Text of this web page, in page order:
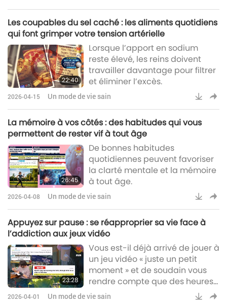
Les coupables du sel caché : les aliments quotidiens
qui font grimper votre tension artérielle
22:40
Lorsque l’apport en sodium
reste élevé, les reins doivent
travailler davantage pour filtrer
et éliminer l’excès.
2026-04-15 Un mode de vie sain
La mémoire à vos côtés : des habitudes qui vous
permettent de rester vif à tout âge
26:45
De bonnes habitudes
quotidiennes peuvent favoriser
la clarté mentale et la mémoire
à tout âge.
2026-04-08 Un mode de vie sain
Appuyez sur pause : se réapproprier sa vie face à
l’addiction aux jeux vidéo
23:28
Vous est-il déjà arrivé de jouer à
un jeu vidéo « juste un petit
moment » et de soudain vous
rendre compte que des heures
s’étaient écoulées ?
2026-04-01 Un mode de vie sain